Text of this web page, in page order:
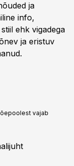
ja
info,
ehk vigadega
ja eristuv
vajab